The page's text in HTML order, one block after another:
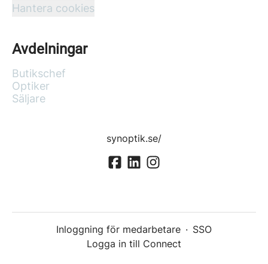
Hantera cookies
Avdelningar
Butikschef
Optiker
Säljare
synoptik.se/
Inloggning för medarbetare · SSO
Logga in till Connect